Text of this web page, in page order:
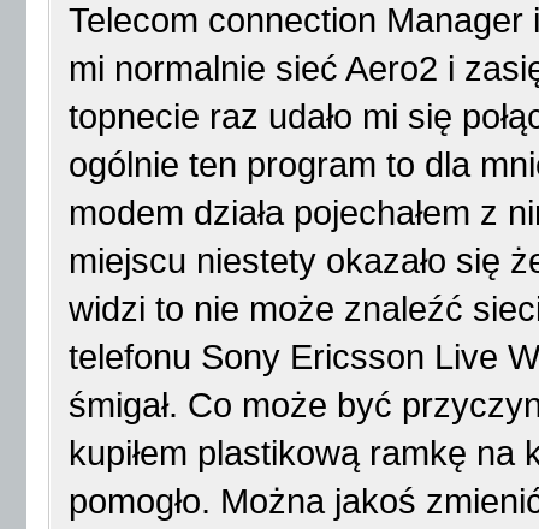
Telecom connection Manager
mi normalnie sieć Aero2 i
topnecie raz udało mi się
ogólnie ten program to dla
modem działa pojechałem z
miejscu niestety okazało się
widzi to nie może znaleźć
telefonu Sony Ericsson Live
śmigał. Co może być
kupiłem plastikową ramkę
pomogło. Można jakoś